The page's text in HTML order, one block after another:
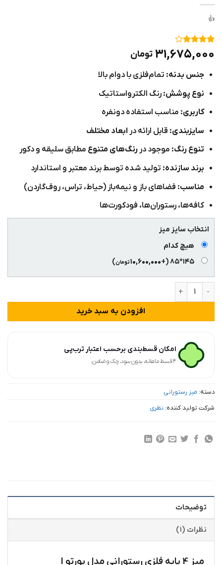
۴
از ۵
مشتری
۳۱,۶۷۵,۰۰۰ تومان
جنس بدنه: تمام‌فلزی با دوام بالا
نوع پوشش: رنگ الکترواستاتیک
کاربری: مناسب استفاده دونفره
سایزبندی: قابل ارائه در ابعاد مختلف
تنوع رنگ: موجود در رنگ‌های متنوع مطابق سلیقه و دکور
برند سازنده: تولید شده توسط برند معتبر و استاندارد
مناسب: فضاهای باز و نیمه‌باز (حیاط، تراس، روف‌گاردن)
کافه‌ها، رستوران‌ها، فودکورت‌ها
انتخاب سایز میز
هیچ کدام
۱۴۵*۸۵
(+۱۰,۶۰۰,۰۰۰تومان)
افزودن به سبد خرید
امکان قسط‌بندی برحسب اعتبار ترب‌پی
۴ قسط ماهانه. بدون سود، چک و ضامن.
دسته: میز رستورانی
شرکت تولید کننده: نظری
توضیحات
نظرات (۱)
میز 4 پایه فلزی رستورانی مدل پورتو I